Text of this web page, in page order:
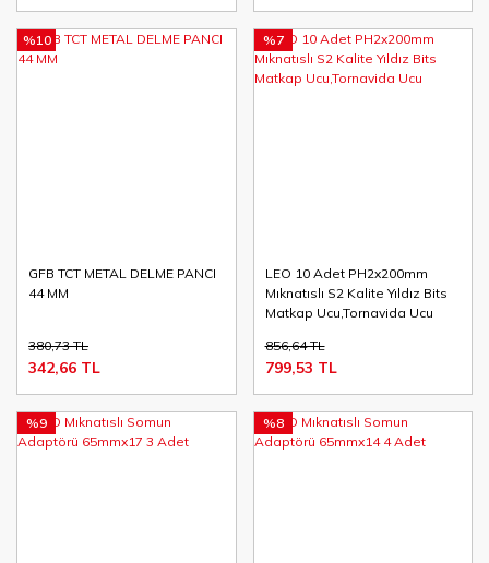
GFB TCT METAL DELME PANCI
44 MM
%10
380,73 TL
342,66 TL
LEO 10 Adet PH2x200mm
Mıknatıslı S2 Kalite Yıldız Bits
Matkap Ucu,Tornavida Ucu
%7
856,64 TL
799,53 TL
%9 %8